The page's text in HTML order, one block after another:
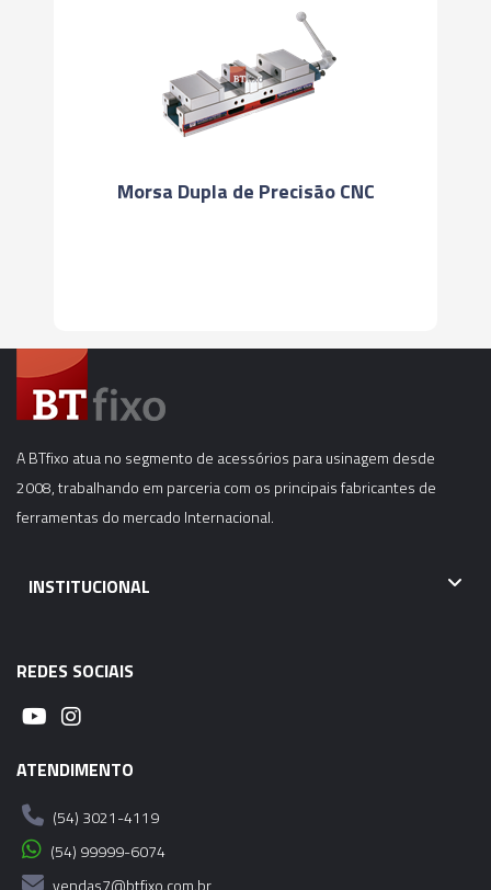
Morsa Dupla de Precisão CNC
A BTfixo atua no segmento de acessórios para usinagem desde
2008, trabalhando em parceria com os principais fabricantes de
ferramentas do mercado Internacional.
INSTITUCIONAL
REDES SOCIAIS
ATENDIMENTO
(54) 3021-4119
(54) 99999-6074
vendas7@btfixo.com.br